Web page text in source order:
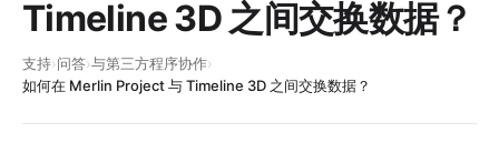
Timeline 3D 之间交换数据？
支持›问答›与第三方程序协作›
如何在 Merlin Project 与 Timeline 3D 之间交换数据？